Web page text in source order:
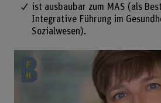
ist ausbaubar zum MAS (als
Integrative Führung im
Sozialwesen).